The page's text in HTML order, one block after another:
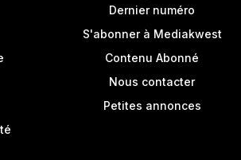
Dernier numéro
S'abonner à Mediakwest
Contenu Abonné
Nous contacter
Petites annonces